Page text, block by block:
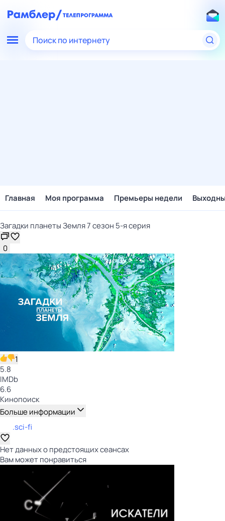
Поиск по интернету
Главная Моя программа Премьеры недели
Загадки планеты Земля 7 сезон 5-я серия
0
1
5.8
IMDb
6.6
Кинопоиск
Больше информации
.sci-fi
Нет данных о предстоящих сеансах
Вам может понравиться